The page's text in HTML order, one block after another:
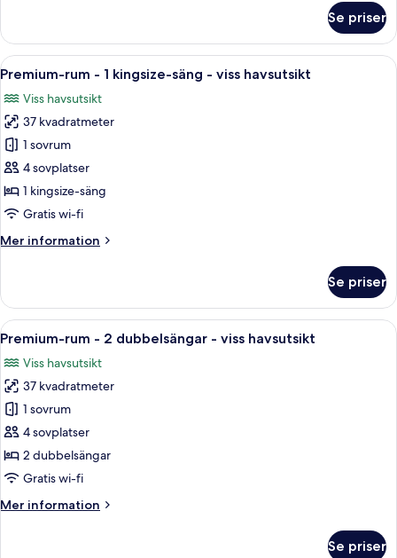
Premium
viss
Se priser
Öppna
alla
foton
för
Premium-
rum
-
1
säng
havsutsikt
Ett hotellrum med en stor säng, ett
1
Premium-rum - 1 kingsize-säng - viss havsutsikt
Viss havsutsikt
37 kvadratmeter
1 sovrum
4 sovplatser
1 kingsize-säng
Gratis wi-fi
Mer information
Mer
rum
1
säng
viss
havsutsikt
Se priser
Öppna
alla
foton
för
Premium-
rum
-
2
-
Ett hotellrum med två sängar, en
1
Premium-rum - 2 dubbelsängar - viss havsutsikt
Viss havsutsikt
37 kvadratmeter
1 sovrum
4 sovplatser
2 dubbelsängar
Gratis wi-fi
Mer information
Mer
Se priser